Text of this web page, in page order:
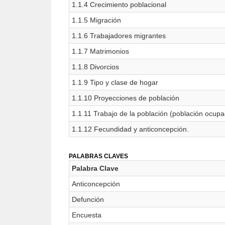
1.1.4 Crecimiento poblacional
1.1.5 Migración
1.1.6 Trabajadores migrantes
1.1.7 Matrimonios
1.1.8 Divorcios
1.1.9 Tipo y clase de hogar
1.1.10 Proyecciones de población
1.1.11 Trabajo de la población (población
1.1.12 Fecundidad y anticoncepción.
PALABRAS CLAVES
Palabra Clave
Anticoncepción
Defunción
Encuesta